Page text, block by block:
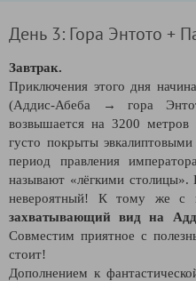
День 3: Гора Энтото +
Завтрак.
Приключения этого дня
(Аддис-Абеба →
гора
возвышается на 3200
густо покрыты
период правления
называют «лёгкими
невероятный! К тому же с
захватывающий вид на
Совместим приятное с
стоит!
Дополнением к